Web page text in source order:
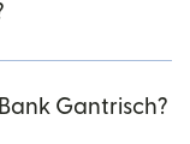
Gantrisch?